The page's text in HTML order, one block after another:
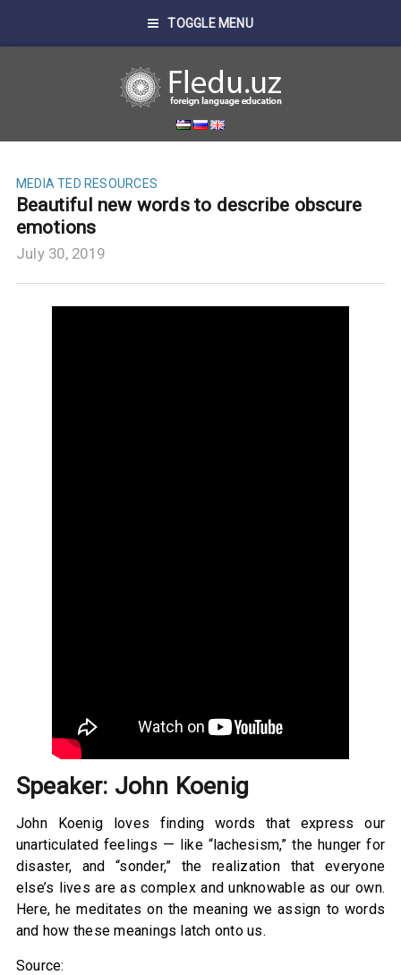
TOGGLE MENU
MEDIA TED RESOURCES
Beautiful new words to describe obscure
emotions
July 30, 2019
Speaker: John Koenig
John Koenig loves finding words that express our
unarticulated feelings — like “lachesism,” the hunger for
disaster, and “sonder,” the realization that everyone
else’s lives are as complex and unknowable as our own.
Here, he meditates on the meaning we assign to words
and how these meanings latch onto us.
Source: